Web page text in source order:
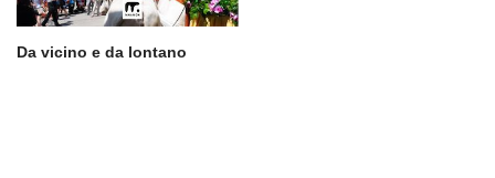
Da vicino e da lontano